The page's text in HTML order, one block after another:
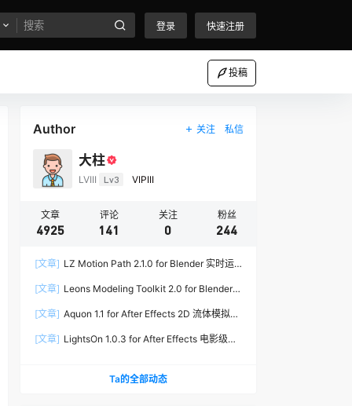
登录 快速注册
投稿
Author 关注 私信
大柱
LVIII Lv3 VIPIII
文章
4925
评论
141
关注
0
粉丝
244
[文章] LZ Motion Path 2.1.0 for Blender 实时运
[文章] Leons Modeling Toolkit 2.0 for Blender
[文章] Aquon 1.1 for After Effects 2D 流体模拟插
[文章] LightsOn 1.0.3 for After Effects 电影级镜
Ta的全部动态